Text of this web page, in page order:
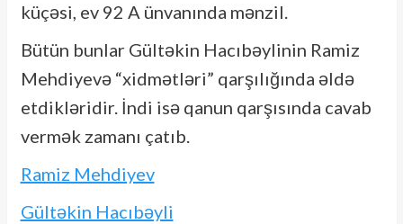
küçəsi, ev 92 A ünvanında mənzil.
Bütün bunlar Gültəkin Hacıbəylinin Ramiz
Mehdiyevə “xidmətləri” qarşılığında əldə
etdikləridir. İndi isə qanun qarşısında cavab
vermək zamanı çatıb.
Ramiz Mehdiyev
Gültəkin Hacıbəyli